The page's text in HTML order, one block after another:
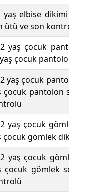
yaş elbise dikimi 2-6
ütü ve son kontrolü
yaş çocuk pantolon
çocuk pantolon
yaş çocuk pantolon
çocuk pantolon son
yaş çocuk gömlek
çocuk gömlek dikimi
yaş çocuk gömlek
çocuk gömlek son